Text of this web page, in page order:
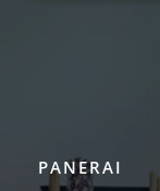
PANERAI